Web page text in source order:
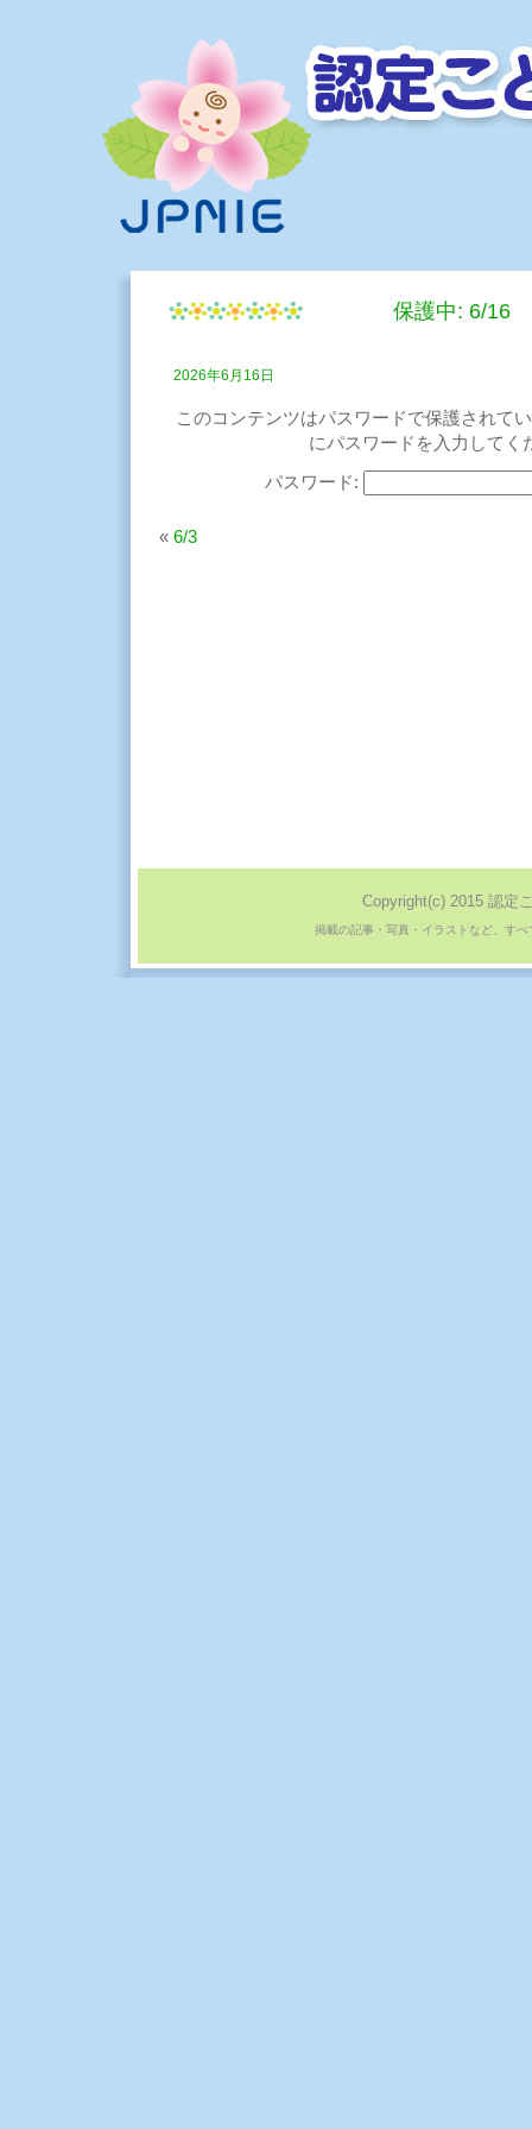
保護中: 6/16
2026年6月16日
このコンテンツはパスワードで保護されて
にパスワードを入力してく
パスワード:
« 6/3
Copyright(c) 2015 認定
掲載の記事・写真・イラストなど、す